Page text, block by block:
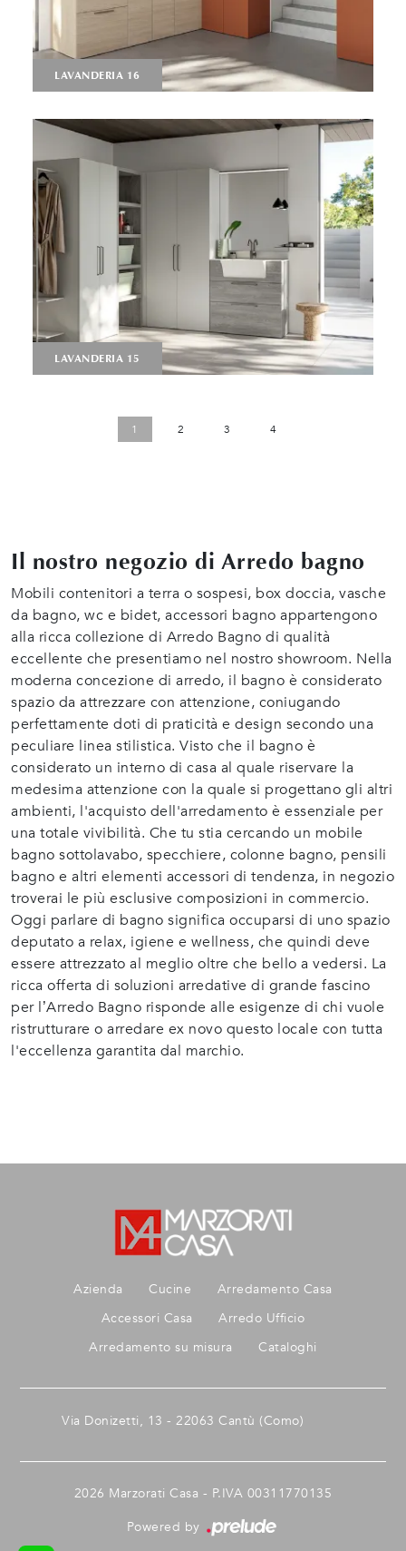
LAVANDERIA 16
LAVANDERIA 15
1 2 3 4
Il nostro negozio di Arredo bagno
Mobili contenitori a terra o sospesi, box doccia, vasche
da bagno, wc e bidet, accessori bagno appartengono
alla ricca collezione di Arredo Bagno di qualità
eccellente che presentiamo nel nostro showroom. Nella
moderna concezione di arredo, il bagno è considerato
spazio da attrezzare con attenzione, coniugando
perfettamente doti di praticità e design secondo una
peculiare linea stilistica. Visto che il bagno è
considerato un interno di casa al quale riservare la
medesima attenzione con la quale si progettano gli altri
ambienti, l'acquisto dell'arredamento è essenziale per
una totale vivibilità. Che tu stia cercando un mobile
bagno sottolavabo, specchiere, colonne bagno, pensili
bagno e altri elementi accessori di tendenza, in negozio
troverai le più esclusive composizioni in commercio.
Oggi parlare di bagno significa occuparsi di uno spazio
deputato a relax, igiene e wellness, che quindi deve
essere attrezzato al meglio oltre che bello a vedersi. La
ricca offerta di soluzioni arredative di grande fascino
per l’Arredo Bagno risponde alle esigenze di chi vuole
ristrutturare o arredare ex novo questo locale con tutta
l'eccellenza garantita dal marchio.
Azienda Cucine
Arredamento Casa
Accessori Casa
Arredo Ufficio
Arredamento su misura
Cataloghi
Via Donizetti, 13 - 22063 Cantù (Como)
2026 Marzorati Casa - P.IVA 00311770135
Powered by